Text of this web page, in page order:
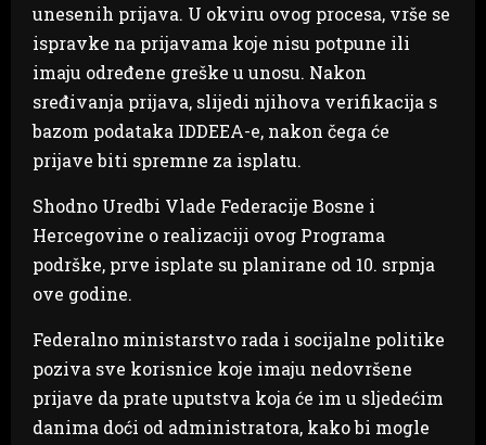
unesenih prijava. U okviru ovog procesa, vrše se
ispravke na prijavama koje nisu potpune ili
imaju određene greške u unosu. Nakon
sređivanja prijava, slijedi njihova verifikacija s
bazom podataka IDDEEA-e, nakon čega će
prijave biti spremne za isplatu.
Shodno Uredbi Vlade Federacije Bosne i
Hercegovine o realizaciji ovog Programa
podrške, prve isplate su planirane od 10. srpnja
ove godine.
Federalno ministarstvo rada i socijalne politike
poziva sve korisnice koje imaju nedovršene
prijave da prate uputstva koja će im u sljedećim
danima doći od administratora, kako bi mogle